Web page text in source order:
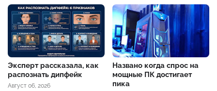
Эксперт рассказала, как
распознать дипфейк
Август 06, 2026
Названо когда спрос на
мощные ПК достигает
пика